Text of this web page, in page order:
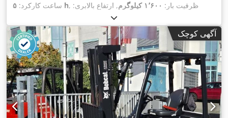
ساعت کارکرد: ۵ h , ظرفیت بار: ۱٬۶۰۰ کیلوگرم
, ارتفاع بالابری:
۱٬۵۲۰ میلی‌متر
نوع دکل:تریپلکس, ارتفاع سازه:۲٬۱۰۸ میلی‌متر
, طول شاخک‌ها:
۱٬۱۵۰ میلی‌متر
, وزن خالی:۱٬۳۴۰ کیلوگرم , طول کل:۱٬۹۶۴
میلی‌متر, نوع سیستم انتقال قدرت:Elektro , عرض ساخت:۸۲۰
میلی‌متر,
آگهی کوچک